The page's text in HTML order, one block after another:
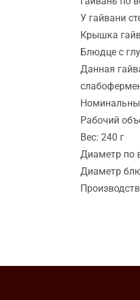
У гайвани
Крышка
Блюдце с
Данная
Рабочий
Вес: 240 г
Диаметр по
Диаметр